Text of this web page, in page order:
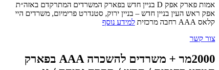
אמות פארק אפק D בניין חדש בפארק המשרדים המתרקדם באזה״ת
אפק ראש העין בניין חדש – בניין ירוק, סטנדרט פרימיום, משרדים היי
קלאס AAA רחבה מרכזית
למידע נוסף
צור קשר
2000מר + משרדים להשכרה AAA בפארק